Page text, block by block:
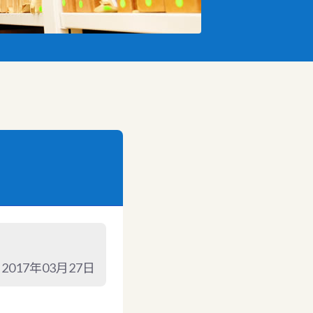
2017年03月27日